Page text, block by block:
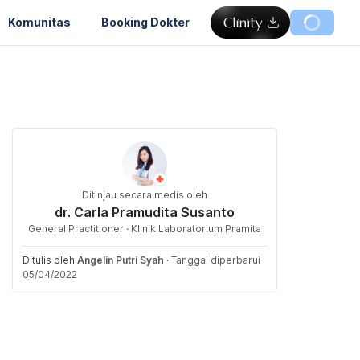
Komunitas Booking Dokter
Ditinjau secara medis oleh
dr. Carla Pramudita Susanto
General Practitioner · Klinik Laboratorium Pramita
Ditulis oleh Angelin Putri Syah · Tanggal diperbarui
05/04/2022